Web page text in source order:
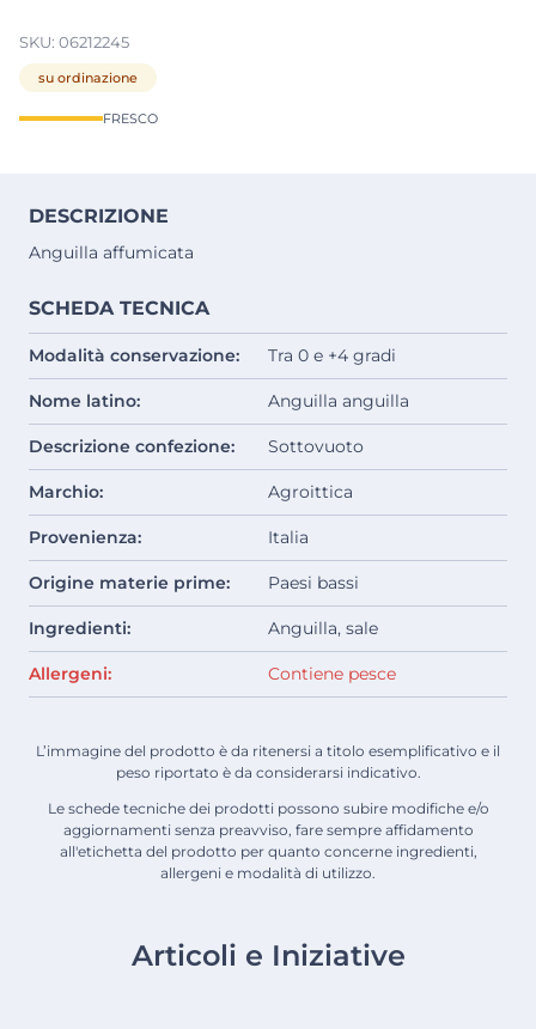
SKU: 06212245
su ordinazione
FRESCO
DESCRIZIONE
Anguilla affumicata
SCHEDA TECNICA
Modalità conservazione: Tra 0 e +4 gradi
Nome latino: Anguilla anguilla
Descrizione confezione: Sottovuoto
Marchio: Agroittica
Provenienza: Italia
Origine materie prime: Paesi bassi
Ingredienti: Anguilla, sale
Allergeni: Contiene pesce
L’immagine del prodotto è da ritenersi a titolo esemplificativo e il
peso riportato è da considerarsi indicativo.
Le schede tecniche dei prodotti possono subire modifiche e/o
aggiornamenti senza preavviso, fare sempre affidamento
all'etichetta del prodotto per quanto concerne ingredienti,
allergeni e modalità di utilizzo.
Articoli e Iniziative